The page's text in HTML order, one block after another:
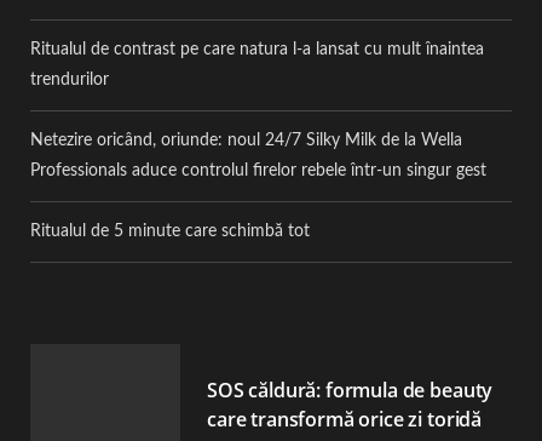
Ritualul de contrast pe care natura l-a lansat cu mult înaintea
trendurilor
Netezire oricând, oriunde: noul 24/7 Silky Milk de la Wella
Professionals aduce controlul firelor rebele într-un singur gest
Ritualul de 5 minute care schimbă tot
SOS căldură: formula de beauty
care transformă orice zi toridă